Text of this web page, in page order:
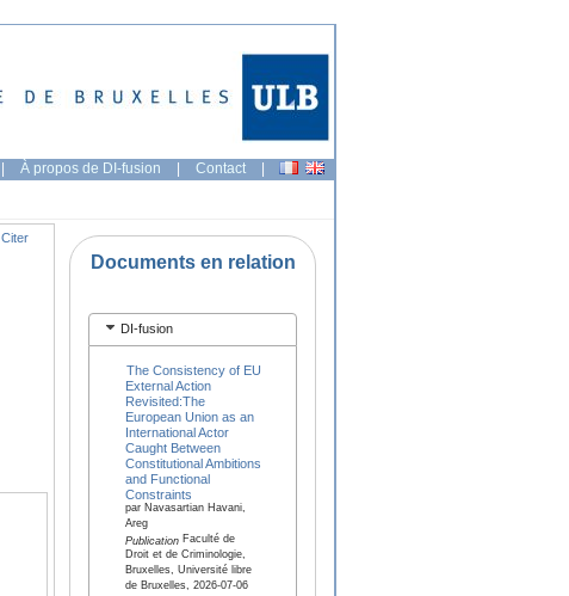
| À propos de DI-fusion | Contact |
Citer
Documents en relation
DI-fusion
The Consistency of EU
External Action
Revisited:The
European Union as an
International Actor
Caught Between
Constitutional Ambitions
and Functional
Constraints
par Navasartian Havani,
Areg
PublicationFaculté de
Droit et de Criminologie,
Bruxelles, Université libre
de Bruxelles, 2026-07-06